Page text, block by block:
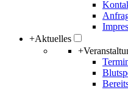
+Aktuelles
+